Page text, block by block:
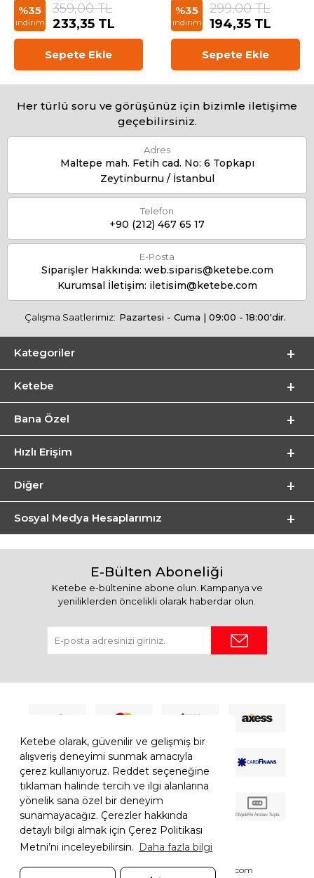
Ketebe olarak, güvenilir ve gelişmiş bir
alışveriş deneyimi sunmak amacıyla
çerez kullanıyoruz. Reddet seçeneğine
tıklaman halinde tercih ve ilgi alanlarına
yönelik sana özel bir deneyim
sunamayacağız. Çerezler hakkında
detaylı bilgi almak için Çerez Politikası
Metni’ni inceleyebilirsin. Daha fazla bilgi
%35
indirim
359,00 TL
233,35 TL
Sepete Ekle
%35
indirim
299,00 TL
194,35 TL
Sepete Ekle
Her türlü soru ve görüşünüz için bizimle iletişime
geçebilirsiniz.
Adres
Maltepe mah. Fetih cad. No: 6 Topkapı
Zeytinburnu / İstanbul
Telefon
+90 (212) 467 65 17
E-Posta
Siparişler Hakkında: web.siparis@ketebe.com
Kurumsal İletişim: iletisim@ketebe.com
Çalışma Saatlerimiz: Pazartesi - Cuma | 09:00 - 18:00'dir.
Kategoriler
Ketebe
Bana Özel
Hızlı Erişim
Diğer
Sosyal Medya Hesaplarımız
E-Bülten Aboneliği
Ketebe e-bültenine abone olun. Kampanya ve
yeniliklerden öncelikli olarak haberdar olun.
© 2026 Ketebe Tüm Hakkı Saklıdır. Ketebe.com